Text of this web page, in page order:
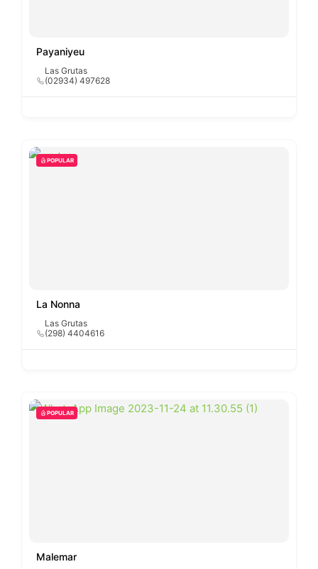
Payaniyeu
Las Grutas
(02934) 497628
POPULAR
La Nonna
Las Grutas
(298) 4404616
POPULAR
Malemar